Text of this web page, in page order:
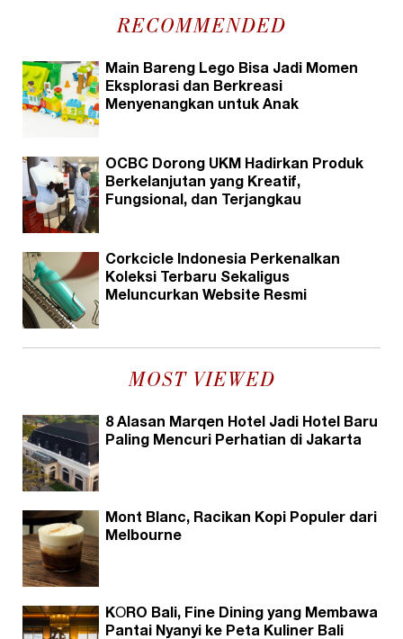
RECOMMENDED
Main Bareng Lego Bisa Jadi Momen
Eksplorasi dan Berkreasi
Menyenangkan untuk Anak
OCBC Dorong UKM Hadirkan Produk
Berkelanjutan yang Kreatif,
Fungsional, dan Terjangkau
Corkcicle Indonesia Perkenalkan
Koleksi Terbaru Sekaligus
Meluncurkan Website Resmi
MOST VIEWED
8 Alasan Marqen Hotel Jadi Hotel Baru
Paling Mencuri Perhatian di Jakarta
Mont Blanc, Racikan Kopi Populer dari
Melbourne
KŌRO Bali, Fine Dining yang Membawa
Pantai Nyanyi ke Peta Kuliner Bali